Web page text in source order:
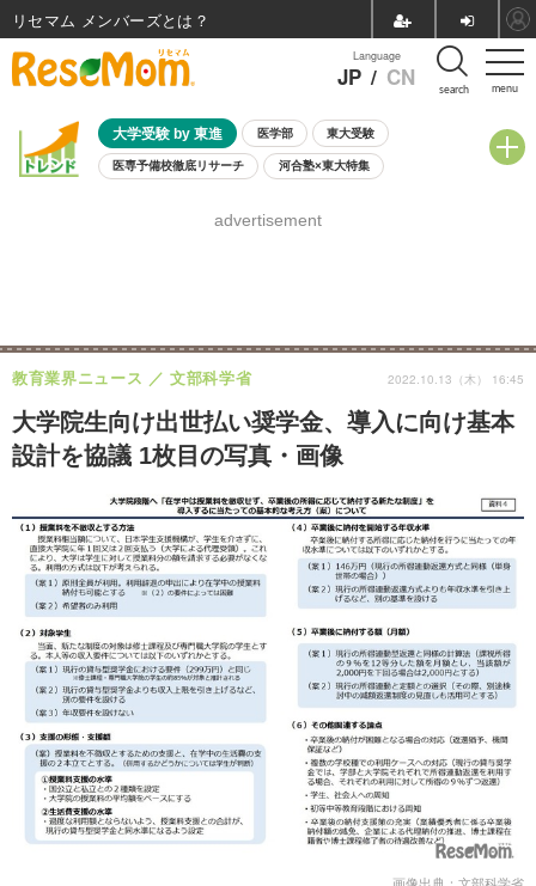
menu
Language
JP / CN search
大学受験 by 東進 医学部 東大受験
医専予備校徹底リサーチ 河合塾×東大特集
8月開催学校説明会・相談会
advertisement
大学院生向け出世払い奨学金、導入に向け基本
設計を協議 1枚目の写真・画像
教育業界ニュース 文部科学省 2022.10.13（木） 16:45
リセマム メンバーズ